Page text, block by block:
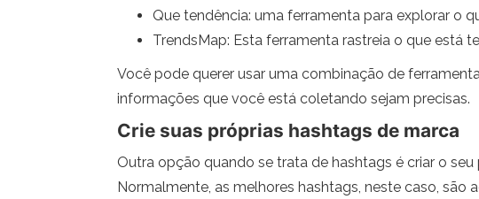
Que tendência: uma ferramenta para explorar o
TrendsMap: Esta ferramenta rastreia o que está
Você pode querer usar uma combinação de
informações que você está coletando sejam precisas.
Crie suas próprias hashtags de marca
Outra opção quando se trata de hashtags é criar o
Normalmente, as melhores hashtags, neste caso, são